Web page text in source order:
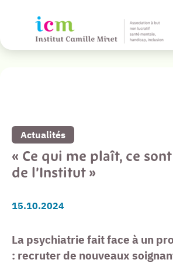
Paramètres
d’accessibilité
Contenu
Pied de page
Revenir à la liste de toutes nos
Actualités
« Ce qui me plaît, ce
de l’Institut »
15.10.2024
La psychiatrie fait face à un
: recruter de nouveaux